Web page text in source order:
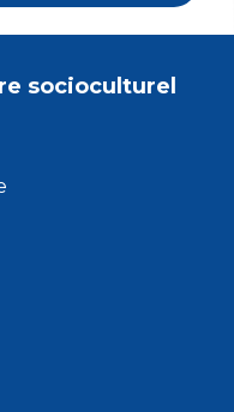
socioculturel